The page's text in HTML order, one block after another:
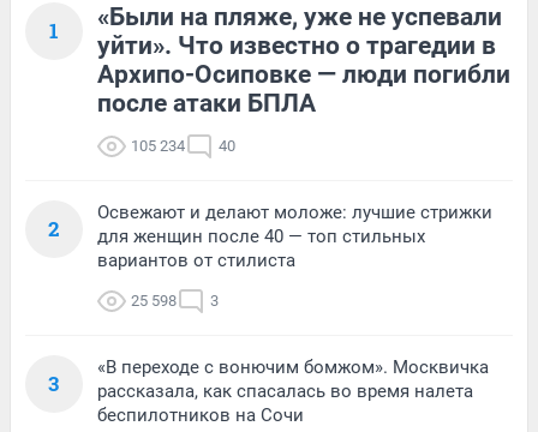
1
«Были на пляже, уже не успевали
уйти». Что известно о трагедии в
Архипо-Осиповке — люди погибли
после атаки БПЛА
105 234 40
2
Освежают и делают моложе: лучшие стрижки
для женщин после 40 — топ стильных
вариантов от стилиста
25 598 3
3
«В переходе с вонючим бомжом». Москвичка
рассказала, как спасалась во время налета
беспилотников на Сочи